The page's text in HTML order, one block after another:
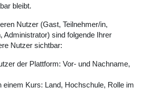
bleibt.
Nutzer (Gast, Teilnehmer/in,
Administrator) sind folgende Ihrer
Nutzer sichtbar:
der Plattform: Vor- und Nachname,
einem Kurs: Land, Hochschule, Rolle im